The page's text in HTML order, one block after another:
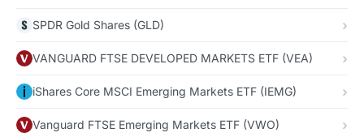
SPDR Gold Shares (GLD)
VANGUARD FTSE DEVELOPED MARKETS ETF (VEA)
iShares Core MSCI Emerging Markets ETF (IEMG)
Vanguard FTSE Emerging Markets ETF (VWO)